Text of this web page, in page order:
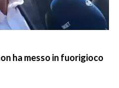
ha messo in fuorigioco